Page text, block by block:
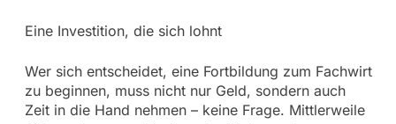
Eine Investition, die sich lohnt
Wer sich entscheidet, eine Fortbildung zum Fachwirt
zu beginnen, muss nicht nur Geld, sondern auch
Zeit in die Hand nehmen – keine Frage. Mittlerweile